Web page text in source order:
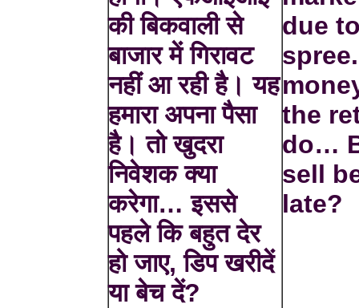
की बिकवाली से
बाजार में गिरावट
नहीं आ रही है। यह
हमारा अपना पैसा
है। तो खुदरा
निवेशक क्या
करेगा… इससे
पहले कि बहुत देर
हो जाए, डिप खरीदें
या बेच दें?
due
the
do…
sell
late?